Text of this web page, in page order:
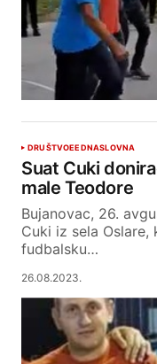
DRUŠTVOEEDNASLOVNA
Suat Cuki
male Teodore
Bujanovac, 26.
Cuki iz sela
fudbalsku…
26.08.2023.